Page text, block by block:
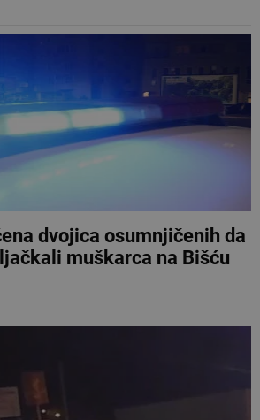
dvojica osumnjičenih da
muškarca na Bišću